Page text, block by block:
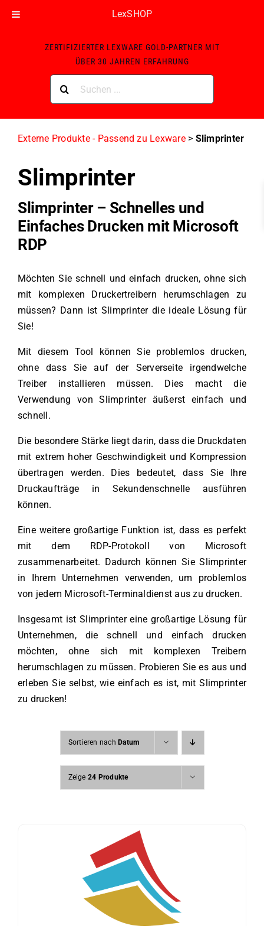
LexSHOP
ZERTIFIZIERTER LEXWARE GOLD-PARTNER MIT
ÜBER 30 JAHREN ERFAHRUNG
nach:
Externe Produkte - Passend zu Lexware> Slimprinter
Slimprinter
Slimprinter – Schnelles und
Einfaches Drucken mit Microsoft
RDP
Möchten Sie schnell und einfach drucken, ohne sich
mit komplexen Druckertreibern herumschlagen zu
müssen? Dann ist Slimprinter die ideale Lösung für
Sie!
Mit diesem Tool können Sie problemlos drucken,
ohne dass Sie auf der Serverseite irgendwelche
Treiber installieren müssen. Dies macht die
Verwendung von Slimprinter äußerst einfach und
schnell.
Die besondere Stärke liegt darin, dass die Druckdaten
mit extrem hoher Geschwindigkeit und Kompression
übertragen werden. Dies bedeutet, dass Sie Ihre
Druckaufträge in Sekundenschnelle ausführen
können.
Eine weitere großartige Funktion ist, dass es perfekt
mit dem RDP-Protokoll von Microsoft
zusammenarbeitet. Dadurch können Sie Slimprinter
in Ihrem Unternehmen verwenden, um problemlos
von jedem Microsoft-Terminaldienst aus zu drucken.
Insgesamt ist Slimprinter eine großartige Lösung für
Unternehmen, die schnell und einfach drucken
möchten, ohne sich mit komplexen Treibern
herumschlagen zu müssen. Probieren Sie es aus und
erleben Sie selbst, wie einfach es ist, mit Slimprinter
zu drucken!
Sortieren nach Datum
Zeige 24 Produkte